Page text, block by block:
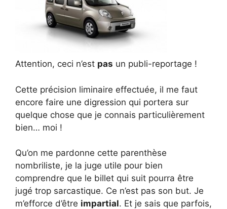
Attention, ceci n’est pas un publi-reportage !
Cette précision liminaire effectuée, il me faut
encore faire une digression qui portera sur
quelque chose que je connais particulièrement
bien… moi !
Qu’on me pardonne cette parenthèse
nombriliste, je la juge utile pour bien
comprendre que le billet qui suit pourra être
jugé trop sarcastique. Ce n’est pas son but. Je
m’efforce d’être impartial. Et je sais que parfois,